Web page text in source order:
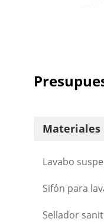
Materiales
Lavabo
Sifón para
Sellador